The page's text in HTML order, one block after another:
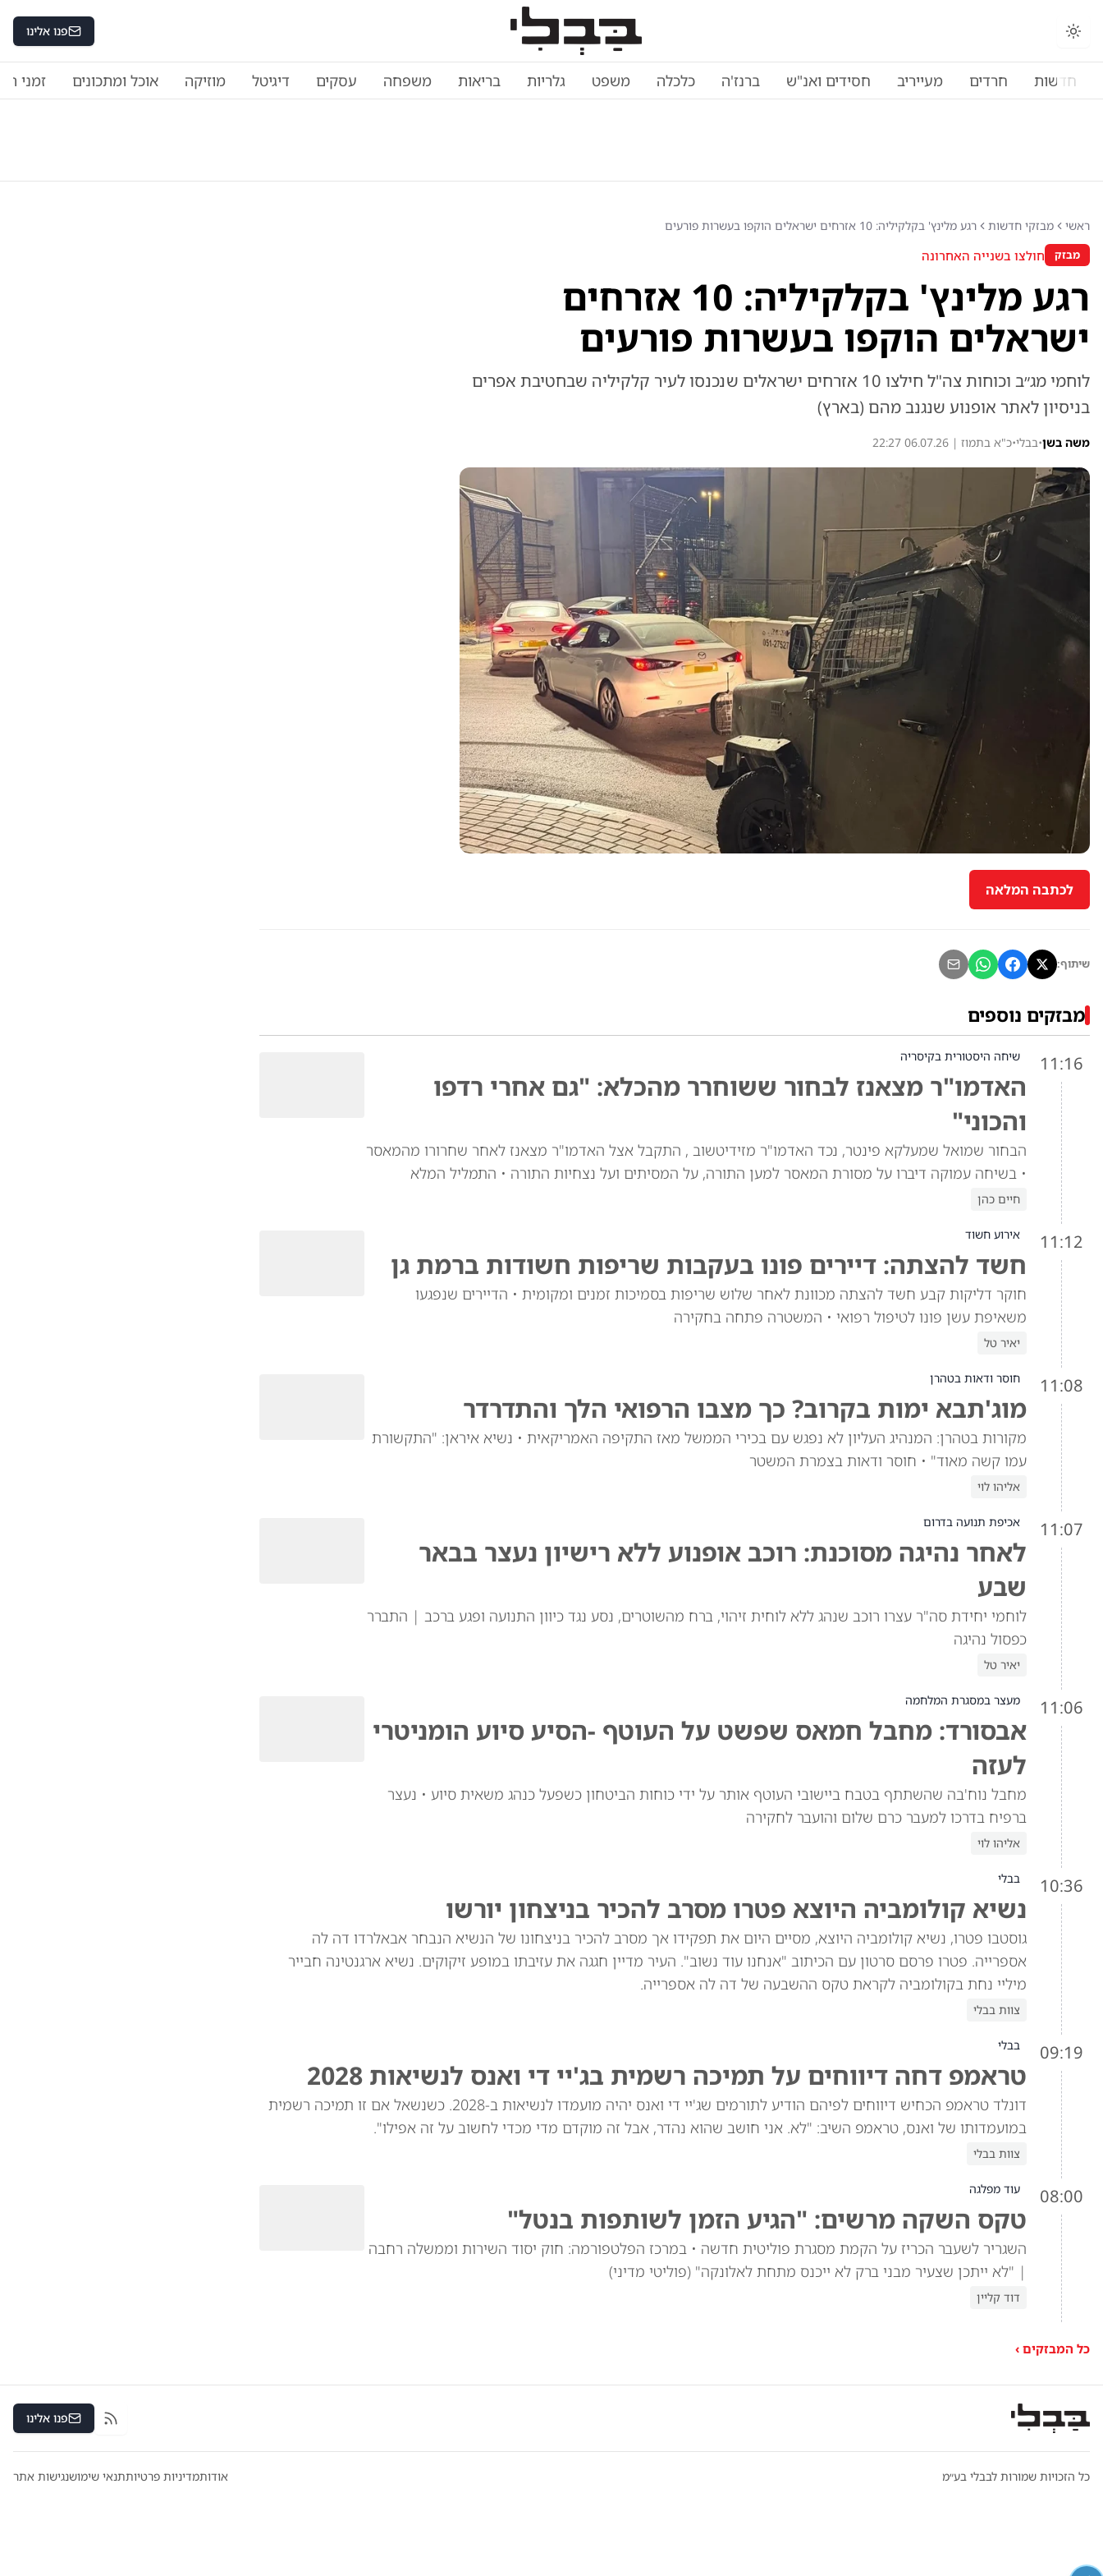
החלפת מצב תצוגה פנו אלינו
חדשות חרדים מעייריב חסידים ואנ"ש ברנז'ה כלכלה משפט גלריות בריאות משפחה עסקים דיגיטל מוזיקה אוכל ומתכונים זמני
ראשי מבזקי חדשות רגע מלינץ' בקלקיליה: 10 אזרחים ישראלים הוקפו בעשרות פורעים
מבזק חולצו בשנייה האחרונה
רגע מלינץ' בקלקיליה: 10 אזרחים
ישראלים הוקפו בעשרות פורעים
לוחמי מג״ב וכוחות צה"ל חילצו 10 אזרחים ישראלים שנכנסו לעיר קלקיליה שבחטיבת אפרים
בניסיון לאתר אופנוע שנגנב מהם (בארץ)
משה בשן•בבלי•כ"א בתמוז | 06.07.26 22:27
לכתבה המלאה
שיתוף:
מבזקים נוספים
11:16 שיחה היסטורית בקיסריה
האדמו"ר מצאנז לבחור ששוחרר מהכלא: "גם אחרי רדפו
והכוני"
הבחור שמואל שמעלקא פינטר, נכד האדמו"ר מזידיטשוב , התקבל אצל האדמו"ר מצאנז לאחר שחרורו מהמאסר
• בשיחה עמוקה דיברו על מסורת המאסר למען התורה, על המסיתים ועל נצחיות התורה • התמליל המלא
חיים כהן
11:12 אירוע חשוד
חשד להצתה: דיירים פונו בעקבות שריפות חשודות ברמת גן
חוקר דליקות קבע חשד להצתה מכוונת לאחר שלוש שריפות בסמיכות זמנים ומקומית • הדיירים שנפגעו
משאיפת עשן פונו לטיפול רפואי • המשטרה פתחה בחקירה
יאיר טל
11:08 חוסר ודאות בטהרן
מוג'תבא ימות בקרוב? כך מצבו הרפואי הלך והתדרדר
מקורות בטהרן: המנהיג העליון לא נפגש עם בכירי הממשל מאז התקיפה האמריקאית • נשיא איראן: "התקשורת
עמו קשה מאוד" • חוסר ודאות בצמרת המשטר
אליהו לוי
11:07 אכיפת תנועה בדרום
לאחר נהיגה מסוכנת: רוכב אופנוע ללא רישיון נעצר בבאר
שבע
לוחמי יחידת סה"ר עצרו רוכב שנהג ללא לוחית זיהוי, ברח מהשוטרים, נסע נגד כיוון התנועה ופגע ברכב | התברר
כפסול נהיגה
יאיר טל
11:06 מעצר במסגרת המלחמה
אבסורד: מחבל חמאס שפשט על העוטף -הסיע סיוע הומניטרי
לעזה
מחבל נוח'בה שהשתתף בטבח ביישובי העוטף אותר על ידי כוחות הביטחון כשפעל כנהג משאית סיוע • נעצר
ברפיח בדרכו למעבר כרם שלום והועבר לחקירה
אליהו לוי
10:36 בבלי
נשיא קולומביה היוצא פטרו מסרב להכיר בניצחון יורשו
גוסטבו פטרו, נשיא קולומביה היוצא, מסיים היום את תפקידו אך מסרב להכיר בניצחונו של הנשיא הנבחר אבאלרדו דה לה
אספרייה. פטרו פרסם סרטון עם הכיתוב "אנחנו עוד נשוב". העיר מדיין חגגה את עזיבתו במופע זיקוקים. נשיא ארגנטינה חבייר
מיליי נחת בקולומביה לקראת טקס ההשבעה של דה לה אספרייה.
צוות בבלי
09:19 בבלי
טראמפ דחה דיווחים על תמיכה רשמית בג'יי די ואנס לנשיאות 2028
דונלד טראמפ הכחיש דיווחים לפיהם הודיע לתורמים שג'יי די ואנס יהיה מועמדו לנשיאות ב-2028. כשנשאל אם זו תמיכה רשמית
במועמדותו של ואנס, טראמפ השיב: "לא. אני חושב שהוא נהדר, אבל זה מוקדם מדי מכדי לחשוב על זה אפילו".
צוות בבלי
08:00 עוד מפלגה
טקס השקה מרשים: "הגיע הזמן לשותפות בנטל"
השגריר לשעבר הכריז על הקמת מסגרת פוליטית חדשה • במרכז הפלטפורמה: חוק יסוד השירות וממשלה רחבה
| "לא ייתכן שצעיר מבני ברק לא ייכנס מתחת לאלונקה" (פוליטי מדיני)
דוד קליין
כל המבזקים ›
RSS פנו אלינו
כל הזכויות שמורות לבבלי בע״מ אודותמדיניות פרטיותתנאי שימושנגישות אתר